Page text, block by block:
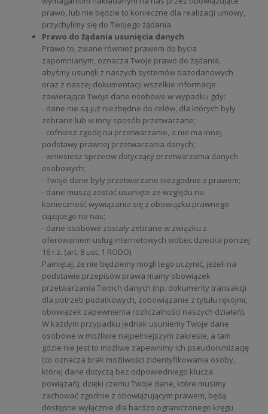
prawo, lub nie będzie to konieczne dla realizacji umowy,
przychylimy się do Twojego żądania.
Prawo do żądania usunięcia danych
Prawo to, zwane również prawem do bycia
zapomnianym, oznacza Twoje prawo do żądania,
abyśmy usunęli z naszych systemów bazodanowych
oraz z naszej dokumentacji wszelkie informacje
zawierające Twoje dane osobowe w wypadku gdy:
- dane nie są już niezbędne do celów, dla których były
zebrane lub w inny sposób przetwarzane;
- cofniesz zgodę na przetwarzanie, a nie ma innej
podstawy prawnej przetwarzania danych;
- wniesiesz sprzeciw dotyczący przetwarzania danych
osobowych;
- Twoje dane były przetwarzane niezgodnie z prawem;
- dane muszą zostać usunięte ze względu na
konieczność wywiązania się z obowiązku prawnego
ciążącego na nas;
- dane osobowe zostały zebrane w związku z
oferowaniem usług internetowych wobec dziecka poniżej
16 r.ż. (art. 8 ust. 1 RODO).
Pamiętaj, że nie będziemy mogli tego uczynić, jeżeli na
podstawie przepisów prawa mamy obowiązek
przetwarzania Twoich danych (np. dokumenty transakcji
dla potrzeb podatkowych, zobowiązanie z tytułu rękojmi,
obowiązek zapewnienia rozliczalności naszych działań).
W każdym przypadku jednak usuniemy Twoje dane
osobowe w możliwie najpełniejszym zakresie, a tam
gdzie nie jest to możliwe zapewnimy ich pseudonimizację
(co oznacza brak możliwości zidentyfikowania osoby,
której dane dotyczą bez odpowiedniego klucza
powiązań), dzięki czemu Twoje dane, które musimy
zachować zgodnie z obowiązującym prawem, będą
dostępne wyłącznie dla bardzo ograniczonego kręgu